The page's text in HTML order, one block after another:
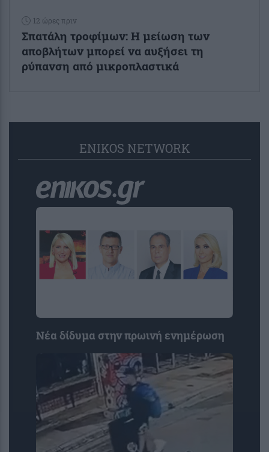
12 ώρες πριν
Σπατάλη τροφίμων: Η μείωση των
αποβλήτων μπορεί να αυξήσει τη
ρύπανση από μικροπλαστικά
ENIKOS NETWORK
Νέα δίδυμα στην πρωινή ενημέρωση